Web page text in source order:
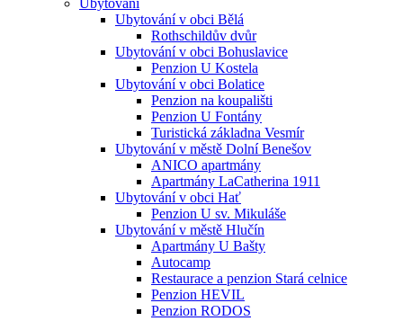
Ubytování
Ubytování v obci Bělá
Rothschildův dvůr
Ubytování v obci Bohuslavice
Penzion U Kostela
Ubytování v obci Bolatice
Penzion na koupališti
Penzion U Fontány
Turistická základna Vesmír
Ubytování v městě Dolní Benešov
ANICO apartmány
Apartmány LaCatherina 1911
Ubytování v obci Hať
Penzion U sv. Mikuláše
Ubytování v městě Hlučín
Apartmány U Bašty
Autocamp
Restaurace a penzion Stará celnice
Penzion HEVIL
Penzion RODOS